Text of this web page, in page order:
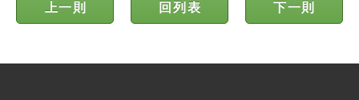
上一則 回列表 下一則